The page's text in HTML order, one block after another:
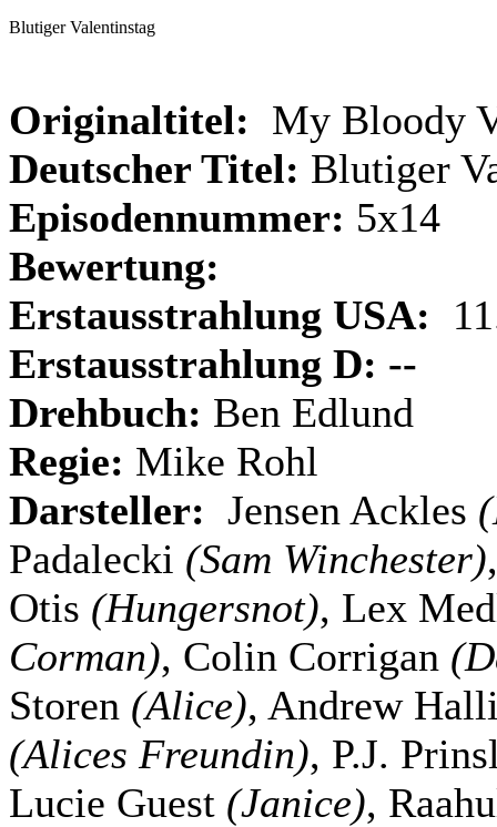
Blutiger Valentinstag
Originaltitel: My Bloody
Deutscher Titel: Blutiger
Episodennummer: 5x14
Bewertung:
Erstausstrahlung USA:
Erstausstrahlung D: --
Drehbuch: Ben Edlund
Regie: Mike Rohl
Darsteller: Jensen Ackles
Padalecki (Sam Winchester)
Otis (Hungersnot), Lex
Corman), Colin Corrigan
Storen (Alice), Andrew
(Alices Freundin), P.J.
Lucie Guest (Janice),